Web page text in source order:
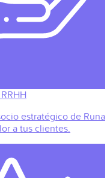
estratégico de Runa
a tus clientes.